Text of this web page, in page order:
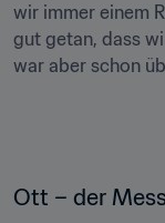
wir immer einem
gut getan, dass
war aber schon
Ott – der